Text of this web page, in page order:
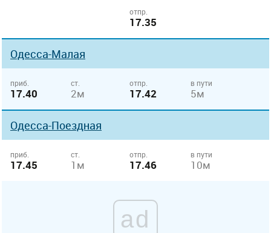
отпр.
17.35
Одесса-Малая
приб.
17.40
ст.
2м
отпр.
17.42
в пути
5м
Одесса-Поездная
приб.
17.45
ст.
1м
отпр.
17.46
в пути
10м
ad